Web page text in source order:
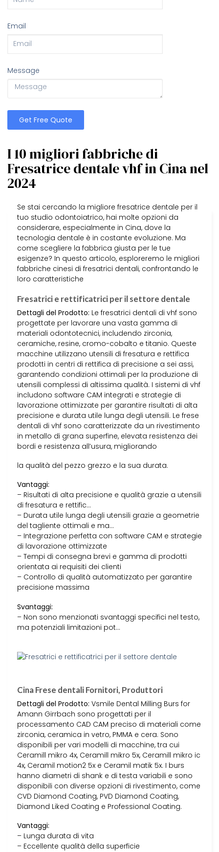
Email
Message
Get Free Quote
I 10 migliori fabbriche di
Fresatrice dentale vhf in Cina nel
2024
Se stai cercando la migliore fresatrice dentale per il
tuo studio odontoiatrico, hai molte opzioni da
considerare, especialmente in Cina, dove la
tecnologia dentale è in costante evoluzione. Ma
come scegliere la fabbrica giusta per le tue
esigenze? In questo articolo, esploreremo le migliori
fabbriche cinesi di fresatrici dentali, confrontando le
loro caratteristiche
Fresatrici e rettificatrici per il settore dentale
Dettagli del Prodotto: Le fresatrici dentali di vhf sono
progettate per lavorare una vasta gamma di
materiali odontotecnici, includendo zirconia,
ceramiche, resine, cromo-cobalto e titanio. Queste
macchine utilizzano utensili di fresatura e rettifica
prodotti in centri di rettifica di precisione a sei assi,
garantendo condizioni ottimali per la produzione di
utensili complessi di altissima qualità. I sistemi di vhf
includono software CAM integrati e strategie di
lavorazione ottimizzate per garantire risultati di alta
precisione e durata utile lunga degli utensili. Le frese
dentali di vhf sono caratterizzate da un rivestimento
in metallo di grana superfine, elevata resistenza dei
bordi e resistenza all’usura, migliorando
la qualità del pezzo grezzo e la sua durata.
Vantaggi:
– Risultati di alta precisione e qualità grazie a utensili
di fresatura e rettific…
– Durata utile lunga degli utensili grazie a geometrie
del tagliente ottimali e ma…
– Integrazione perfetta con software CAM e strategie
di lavorazione ottimizzate
– Tempi di consegna brevi e gamma di prodotti
orientata ai requisiti dei clienti
– Controllo di qualità automatizzato per garantire
precisione massima
Svantaggi:
– Non sono menzionati svantaggi specifici nel testo,
ma potenziali limitazioni pot…
Cina Frese dentali Fornitori, Produttori
Dettagli del Prodotto: Vsmile Dental Milling Burs for
Amann Girrbach sono progettati per il
processamento CAD CAM preciso di materiali come
zirconia, ceramica in vetro, PMMA e cera. Sono
disponibili per vari modelli di macchine, tra cui
Ceramill mikro 4x, Ceramill mikro 5x, Ceramill mikro ic
4x, Ceramil motion2 5x e Ceramil matik 5x. I burs
hanno diametri di shank e di testa variabili e sono
disponibili con diverse opzioni di rivestimento, come
CVD Diamond Coating, PVD Diamond Coating,
Diamond Liked Coating e Professional Coating.
Vantaggi:
– Lunga durata di vita
– Eccellente qualità della superficie